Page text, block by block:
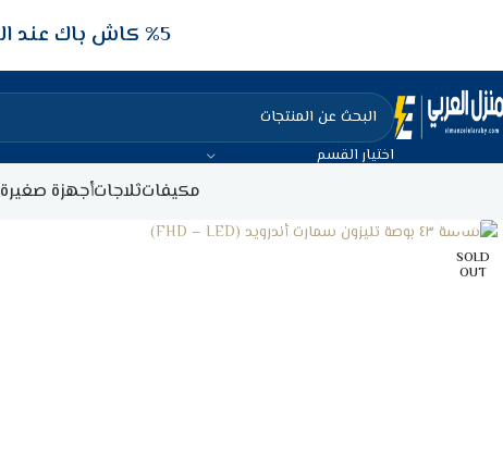
5‎% كاش باك عند الدفع عن طريق الفيزا البنكيه
اختيار القسم
مكيفاتثلاجاتأجهزة صغيرة
SOLD
OUT